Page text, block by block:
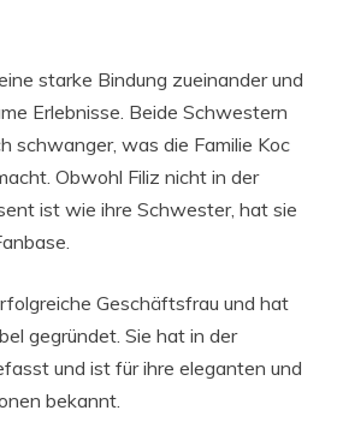
starke Bindung zueinander und
Erlebnisse. Beide Schwestern
schwanger, was die Familie Koc
Obwohl Filiz nicht in der
ist wie ihre Schwester, hat sie
Geschäftsfrau und hat
gegründet. Sie hat in der
und ist für ihre eleganten und
bekannt.